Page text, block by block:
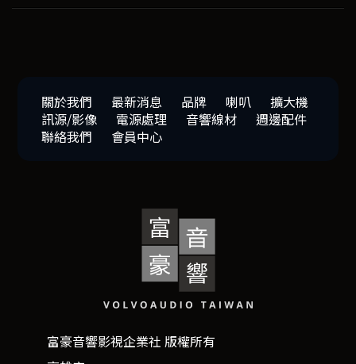
關於我們 最新消息 品牌 喇叭
擴大機
訊源/影像
電源處理 音響線材
週邊配件
聯絡我們
會員中心
富豪音響影視企業社 版權所有